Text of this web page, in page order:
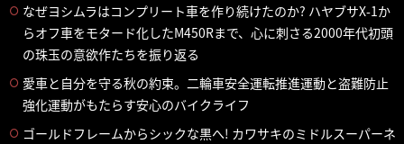
なぜヨシムラはコンプリート車を作り続けたのか? ハヤブサX-1か
らオフ車をモタード化したM450Rまで、心に刺さる2000年代初頭
の珠玉の意欲作たちを振り返る
愛車と自分を守る秋の約束。二輪車安全運転推進運動と盗難防止
強化運動がもたらす安心のバイクライフ
ゴールドフレームからシックな黒へ! カワサキのミドルスーパーネ